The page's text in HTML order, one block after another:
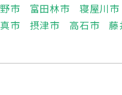
市 富田林市 寝屋川市
市 摂津市 高石市 藤